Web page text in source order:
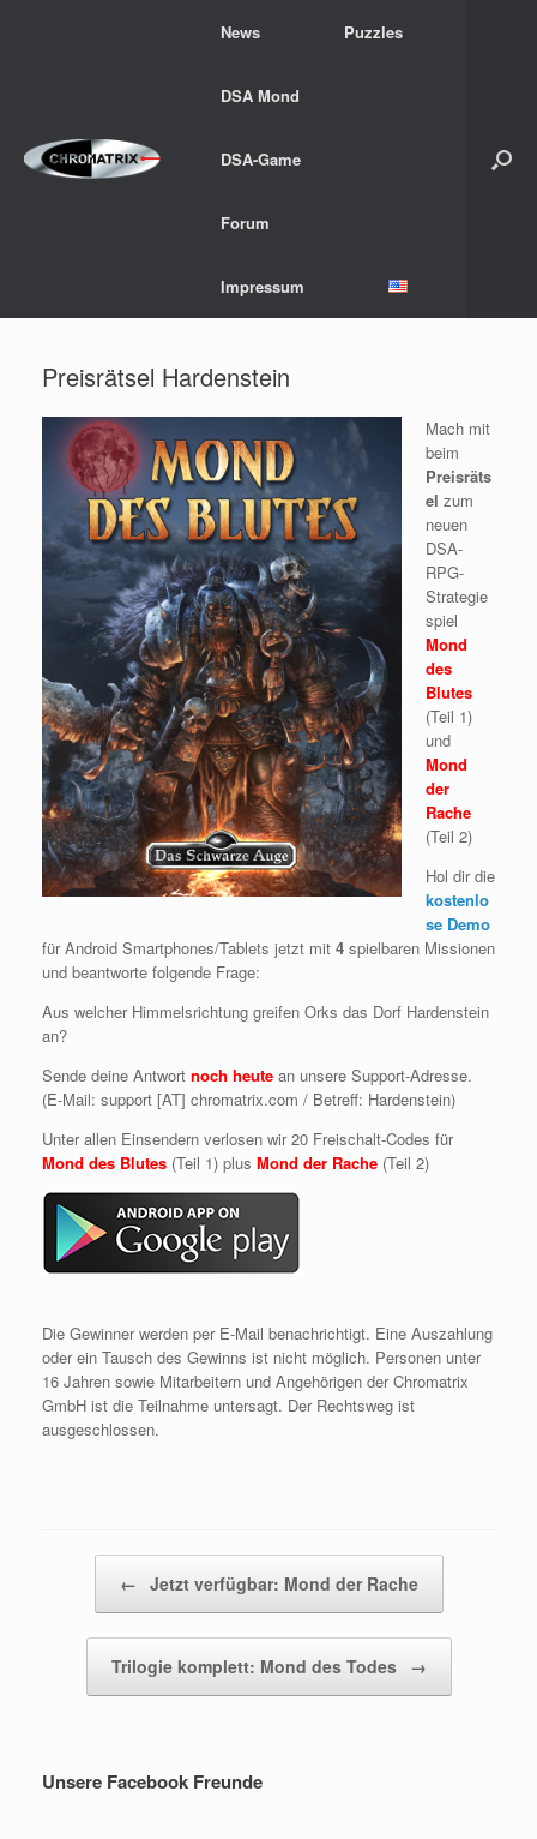
News Puzzles
DSA Mond
DSA-Game
Forum
Impressum
Preisrätsel Hardenstein
Mach mit
beim
Preisräts
el zum
neuen
DSA-
RPG-
Strategie
spiel
Mond
des
Blutes
(Teil 1)
und
Mond
der
Rache
(Teil 2)
Hol dir die
kostenlo
se Demo
für Android Smartphones/Tablets jetzt mit 4 spielbaren Missionen
und beantworte folgende Frage:
Aus welcher Himmelsrichtung greifen Orks das Dorf Hardenstein
an?
Sende deine Antwort noch heute an unsere Support-Adresse.
(E-Mail: support [AT] chromatrix.com / Betreff: Hardenstein)
Unter allen Einsendern verlosen wir 20 Freischalt-Codes für
Mond des Blutes (Teil 1) plus Mond der Rache (Teil 2)
Die Gewinner werden per E-Mail benachrichtigt. Eine Auszahlung
oder ein Tausch des Gewinns ist nicht möglich. Personen unter
16 Jahren sowie Mitarbeitern und Angehörigen der Chromatrix
GmbH ist die Teilnahme untersagt. Der Rechtsweg ist
ausgeschlossen.
← Jetzt verfügbar: Mond der Rache
Trilogie komplett: Mond des Todes →
Unsere Facebook Freunde